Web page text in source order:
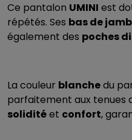
Ce pantalon UMINI est
répétés. Ses bas de
également des poches
La couleur blanchedu
parfaitement aux tenues
soliditéet confort,